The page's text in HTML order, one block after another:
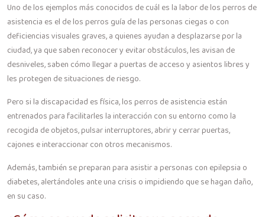
Uno de los ejemplos más conocidos de cuál es la labor de los perros de
asistencia es el de los perros guía de las personas ciegas o con
deficiencias visuales graves, a quienes ayudan a desplazarse por la
ciudad, ya que saben reconocer y evitar obstáculos, les avisan de
desniveles, saben cómo llegar a puertas de acceso y asientos libres y
les protegen de situaciones de riesgo.
Pero si la discapacidad es física, los perros de asistencia están
entrenados para facilitarles la interacción con su entorno como la
recogida de objetos, pulsar interruptores, abrir y cerrar puertas,
cajones e interaccionar con otros mecanismos.
Además, también se preparan para asistir a personas con epilepsia o
diabetes, alertándoles ante una crisis o impidiendo que se hagan daño,
en su caso.